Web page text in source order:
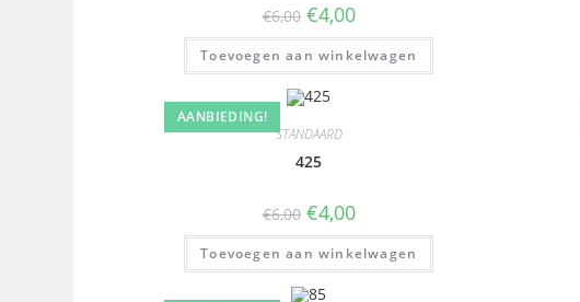
€6,00 €4,00
Toevoegen aan winkelwagen
AANBIEDING!
STANDAARD
425
€6,00 €4,00
Toevoegen aan winkelwagen